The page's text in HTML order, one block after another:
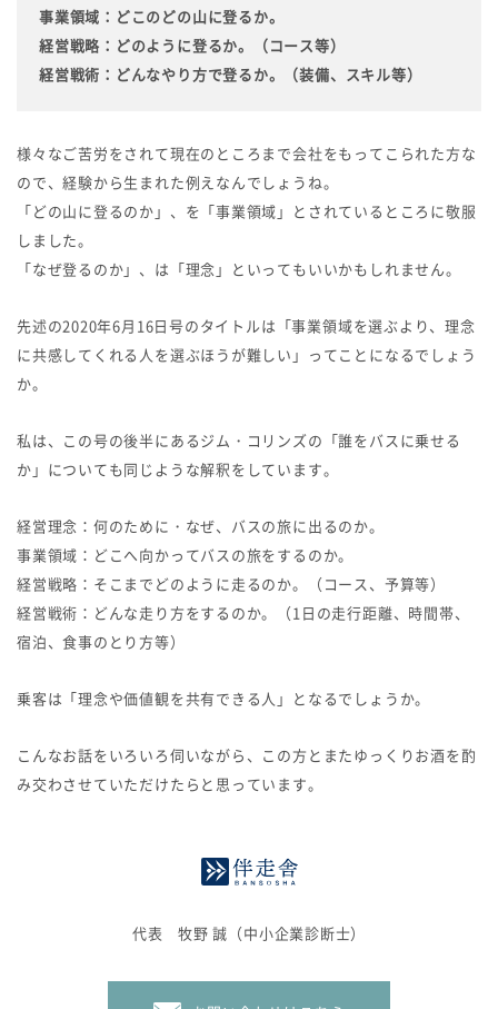
事業領域：どこのどの山に登るか。
経営戦略：どのように登るか。（コース等）
経営戦術：どんなやり方で登るか。（装備、スキル等）
様々なご苦労をされて現在のところまで会社をもってこられた方な
ので、経験から生まれた例えなんでしょうね。
「どの山に登るのか」、を「事業領域」とされているところに敬服
しました。
「なぜ登るのか」、は「理念」といってもいいかもしれません。
先述の2020年6月16日号のタイトルは「事業領域を選ぶより、理念
に共感してくれる人を選ぶほうが難しい」ってことになるでしょう
か。
私は、この号の後半にあるジム・コリンズの「誰をバスに乗せる
か」についても同じような解釈をしています。
経営理念：何のために・なぜ、バスの旅に出るのか。
事業領域：どこへ向かってバスの旅をするのか。
経営戦略：そこまでどのように走るのか。（コース、予算等）
経営戦術：どんな走り方をするのか。（1日の走行距離、時間帯、
宿泊、食事のとり方等）
乗客は「理念や価値観を共有できる人」となるでしょうか。
こんなお話をいろいろ伺いながら、この方とまたゆっくりお酒を酌
み交わさせていただけたらと思っています。
代表 牧野 誠（中小企業診断士）